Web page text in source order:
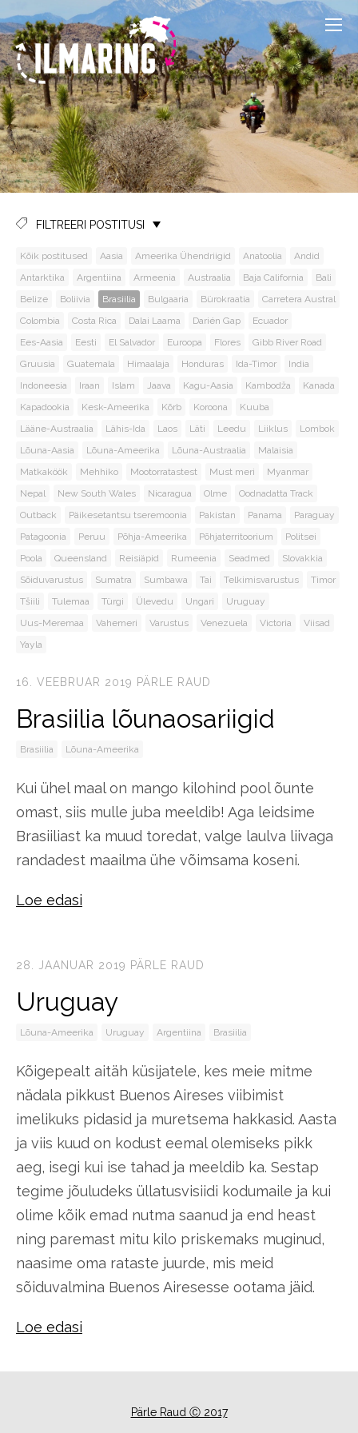
FILTREERI POSTITUSI
Kõik postitused Aasia Ameerika Ühendriigid Anatoolia
Andid
Antarktika
Argentiina Armeenia Austraalia Baja California
Bali
Belize
Boliivia Brasiilia Bulgaaria Bürokraatia
Carretera Austral
Colombia
Costa Rica Dalai Laama Darién Gap
Ecuador
Ees-Aasia
Eesti El Salvador Euroopa Flores
Gibb River Road
Gruusia
Guatemala Himaalaja Honduras Ida-Timor
India
Indoneesia
Iraan Islam Jaava Kagu-Aasia Kambodža
Kanada
Kapadookia
Kesk-Ameerika Kõrb Koroona
Kuuba
Lääne-Austraalia
Lähis-Ida Laos Läti Leedu Liiklus
Lombok
Lõuna-Aasia
Lõuna-Ameerika Lõuna-Austraalia
Malaisia
Matkaköök
Mehhiko Mootorratastest Must meri
Myanmar
Nepal
New South Wales Nicaragua Olme
Oodnadatta Track
Outback
Päikesetantsu tseremoonia Pakistan Panama
Paraguay
Patagoonia
Peruu Põhja-Ameerika Põhjaterritoorium
Politsei
Poola
Queensland Reisiäpid Rumeenia Seadmed
Slovakkia
Sõiduvarustus
Sumatra Sumbawa Tai Telkimisvarustus
Timor
Tšiili
Tulemaa Türgi Ülevedu Ungari
Uruguay
Uus-Meremaa
Vahemeri Varustus Venezuela Victoria
Viisad
Yayla
16. VEEBRUAR 2019 PÄRLE RAUD
Brasiilia lõunaosariigid
Brasiilia Lõuna-Ameerika
Kui ühel maal on mango kilohind pool õunte
omast, siis mulle juba meeldib! Aga leidsime
Brasiiliast ka muud toredat, valge laulva liivaga
randadest maailma ühe võimsama koseni.
Loe edasi
28. JAANUAR 2019 PÄRLE RAUD
Uruguay
Lõuna-Ameerika Uruguay Argentiina Brasiilia
Kõigepealt aitäh küsijatele, kes meie mitme
nädala pikkust Buenos Aireses viibimist
imelikuks pidasid ja muretsema hakkasid. Aasta
ja viis kuud on kodust eemal olemiseks pikk
aeg, isegi kui ise tahad ja meeldib ka. Sestap
tegime jõuludeks üllatusvisiidi kodumaile ja kui
olime kõik emad nutma saanud ja end heast
ning paremast mitu kilo priskemaks muginud,
naasime oma rataste juurde, mis meid
sõiduvalmina Buenos Airesesse ootama jäid.
Loe edasi
Pärle Raud Ⓒ 2017